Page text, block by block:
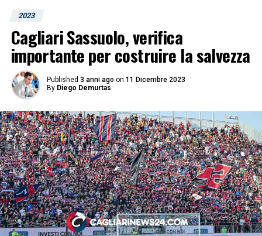
2023
Cagliari Sassuolo, verifica
importante per costruire la salvezza
Published 3 anni ago on 11 Dicembre 2023
By Diego Demurtas